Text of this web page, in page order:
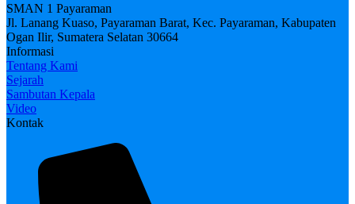
SMAN 1 Payaraman
Jl. Lanang Kuaso, Payaraman Barat, Kec. Payaraman, Kabupaten
Ogan Ilir, Sumatera Selatan 30664
Informasi
Tentang Kami
Sejarah
Sambutan Kepala
Video
Kontak